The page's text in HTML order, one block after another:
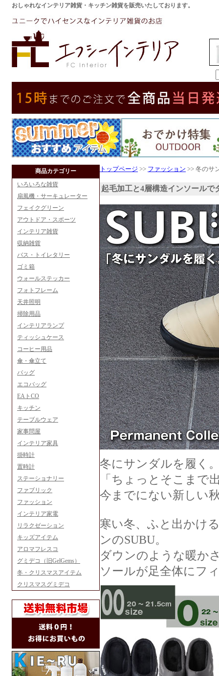
おしゃれなインテリア雑貨・キッチン雑貨を販売いたしております。
商品カテゴリー
いろいろな雑貨
扇風機・サーキュレーター
フェイクグリーン
アウトドア・スポーツ
インテリア雑貨
収納雑貨
バス・トイレタリー
ゴミ箱
ウォールステッカー
フォトフレーム
天井照明
掃除用品
インテリアランプ
ティッシュケース
コーヒー用品
傘・傘立て
バッグ
エコバッグ
EAトCO
キッチン
テーブルウェア
家事問屋
インテリア家具
掛時計
置時計
ステーショナリー
ファブリック
ファッション
インテリア家電
リラクゼーション
キッズアイテム
アロマフレスコ
グミデコ（旧GelGems）
冬・クリスマスアイテム
クリスマスグミデコ
トップページ >> ファッション >> 冬のサ
起毛加工と4層構造インソール
冬にサンダルを履く
「ちょっとそこま
今までにない新しい
寒い冬、ふと出かけ
ンのSUBU。
ダウンのような暖か
ソールが足全体にフ